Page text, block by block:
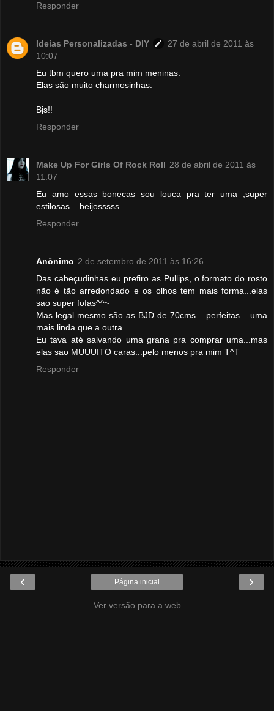
Responder
Ideias Personalizadas - DIY
27 de abril de 2011 às
10:07
Eu tbm quero uma pra mim meninas.
Elas são muito charmosinhas.
Bjs!!
Responder
Make Up For Girls Of Rock Roll 28 de abril de 2011 às
11:07
Eu amo essas bonecas sou louca pra ter uma ,super
estilosas....beijosssss
Responder
Anônimo 2 de setembro de 2011 às 16:26
Das cabeçudinhas eu prefiro as Pullips, o formato do rosto
não é tão arredondado e os olhos tem mais forma...elas
sao super fofas^^~
Mas legal mesmo são as BJD de 70cms ...perfeitas ...uma
mais linda que a outra...
Eu tava até salvando uma grana pra comprar uma...mas
elas sao MUUUITO caras...pelo menos pra mim T^T
Responder
‹ ›
Página inicial
Ver versão para a web